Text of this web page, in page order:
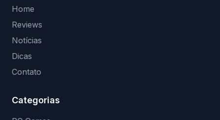
Home
Reviews
Notícias
Dicas
Contato
Categorias